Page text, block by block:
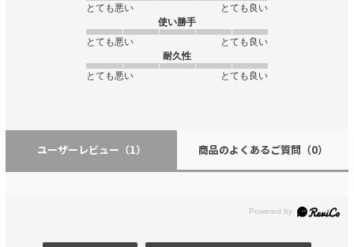
とても悪い
とても良い
使い勝手
とても悪い
とても良い
耐久性
とても悪い
とても良い
ユーザーレビュー （1） 商品のよくあるご質問 （0）